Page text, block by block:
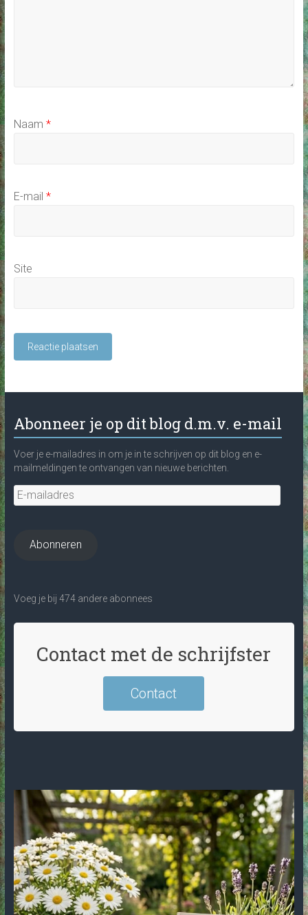
Naam *
E-mail *
Site
Abonneer je op dit blog d.m.v. e-mail
Voer je e-mailadres in om je in te schrijven op dit blog en e-
mailmeldingen te ontvangen van nieuwe berichten.
E-
mailadres
Abonneren
Voeg je bij 474 andere abonnees
Contact met de schrijfster
Contact